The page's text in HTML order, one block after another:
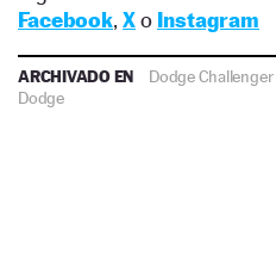
Facebook, Xo Instagram
ARCHIVADO EN Dodge Challenger
Dodge